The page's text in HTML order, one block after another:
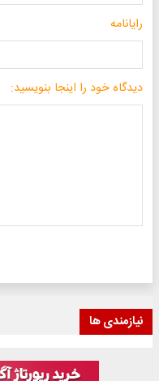
رایانامه
دیدگاه خود را اینجا بنویسید:
نیازمندی ها